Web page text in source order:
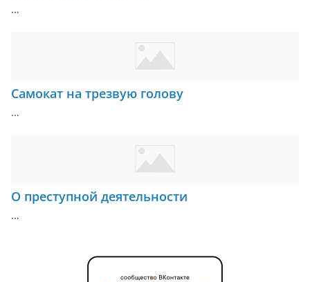
…
Самокат на трезвую голову
…
О преступной деятельности
…